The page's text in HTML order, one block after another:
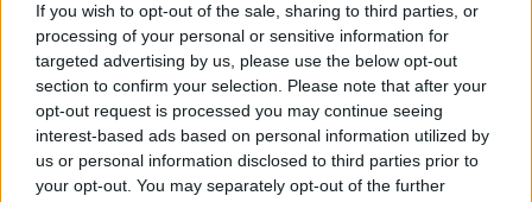
If you wish to opt-out of the sale, sharing to third parties, or
processing of your personal or sensitive information for
targeted advertising by us, please use the below opt-out
section to confirm your selection. Please note that after your
opt-out request is processed you may continue seeing
interest-based ads based on personal information utilized by
us or personal information disclosed to third parties prior to
your opt-out. You may separately opt-out of the further
Hetkellisesti Chicagossa on silti koettu tätäkin kylmempiä
ja lämpimämpiä toukokuisia päiviä. Esimerkiksi vuoden
2010 toukokuussa lämpötila käväisi alimmillaan 4 asteessa
ja toisaalta vuonna 2012 toukokuussa hätyyteltiin eräänä
poikkeuksellisen lämpimänä päivänä 36 asteen lukemia.
Entä muut kuukaudet? Miten lämmintä